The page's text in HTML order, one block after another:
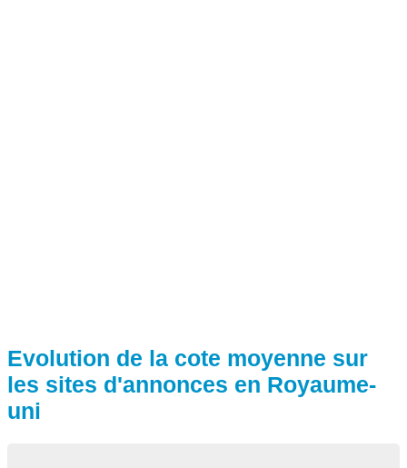
Evolution de la cote moyenne sur
les sites d'annonces en Royaume-
uni